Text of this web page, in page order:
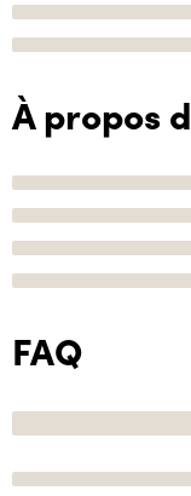
À propos
FAQ